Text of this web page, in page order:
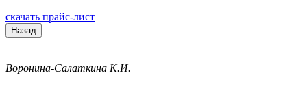
скачать прайс-лист
Назад
Воронина-Салаткина К.И.